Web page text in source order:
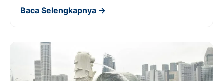
Baca Selengkapnya →